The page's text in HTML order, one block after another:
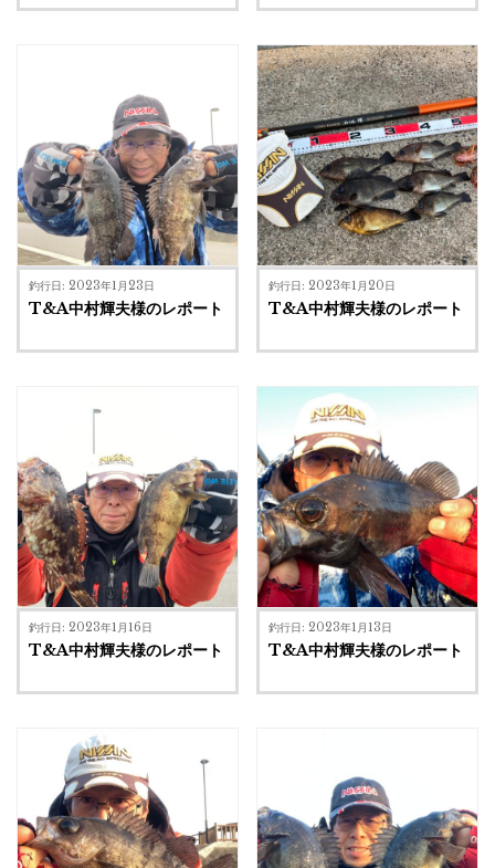
釣行日: 2023年1月23日
T&A中村輝夫様のレポート
釣行日: 2023年1月20日
T&A中村輝夫様のレポート
釣行日: 2023年1月16日
T&A中村輝夫様のレポート
釣行日: 2023年1月13日
T&A中村輝夫様のレポート